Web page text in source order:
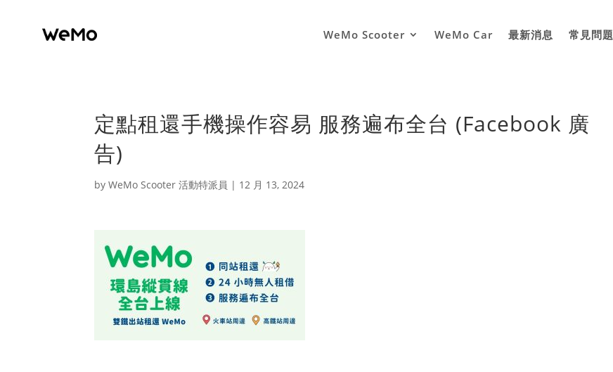
WeMo Scooter WeMo Car 最新消息 常見問題
定點租還手機操作容易 服務遍布全台 (Facebook 廣
告)
byWeMo Scooter 活動特派員 | 12 月 13, 2024